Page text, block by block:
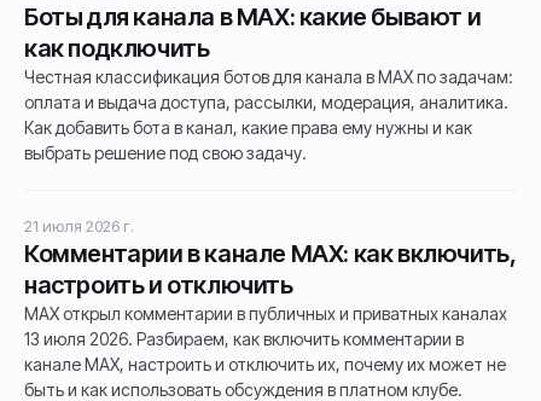
Боты для канала в MAX: какие бывают и
как подключить
Честная классификация ботов для канала в MAX по задачам:
оплата и выдача доступа, рассылки, модерация, аналитика.
Как добавить бота в канал, какие права ему нужны и как
выбрать решение под свою задачу.
21 июля 2026 г.
Комментарии в канале MAX: как включить,
настроить и отключить
MAX открыл комментарии в публичных и приватных каналах
13 июля 2026. Разбираем, как включить комментарии в
канале MAX, настроить и отключить их, почему их может не
быть и как использовать обсуждения в платном клубе.